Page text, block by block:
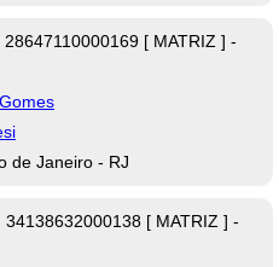
28647110000169 [ MATRIZ ] -
de Janeiro - RJ
34138632000138 [ MATRIZ ] -